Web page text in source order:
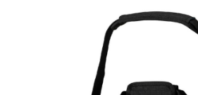
ランニング
サッカー／フットサル